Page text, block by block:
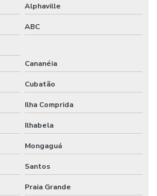
Alphaville
ABC
Cananéia
Cubatão
Ilha Comprida
Ilhabela
Mongaguá
Santos
Praia Grande